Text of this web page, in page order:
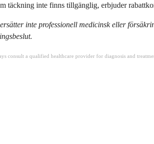
täckning inte finns tillgänglig, erbjuder
inte professionell medicinsk eller
consult a qualified healthcare provider for diagnosis and